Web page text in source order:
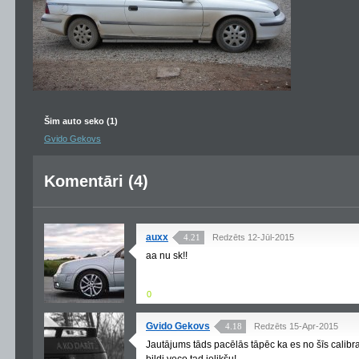
Šim auto seko (1)
Gvido Gekovs
Komentāri (4)
auxx 4.21 Redzēts 12-Jūl-2015
aa nu sk!!
0
Gvido Gekovs 4.18 Redzēts 15-Apr-2015
Jautājums tāds pacēlās tāpēc ka es no šīs